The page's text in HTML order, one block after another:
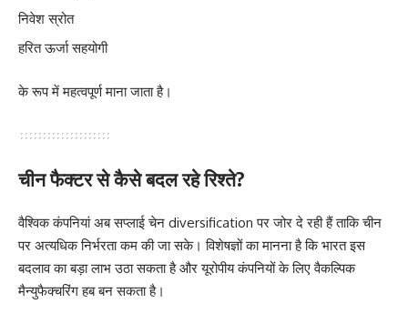
निवेश स्रोत
हरित ऊर्जा सहयोगी
के रूप में महत्वपूर्ण माना जाता है।
चीन फैक्टर से कैसे बदल रहे रिश्ते?
वैश्विक कंपनियां अब सप्लाई चेन diversification पर जोर दे रही हैं ताकि चीन
पर अत्यधिक निर्भरता कम की जा सके। विशेषज्ञों का मानना है कि भारत इस
बदलाव का बड़ा लाभ उठा सकता है और यूरोपीय कंपनियों के लिए वैकल्पिक
मैन्युफैक्चरिंग हब बन सकता है।